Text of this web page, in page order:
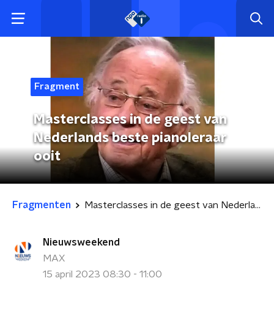
Fragment
Masterclasses in de geest van
Nederlands beste pianoleraar
ooit
Fragmenten Masterclasses in de geest van Nederlands beste pianoleraar ooit
Nieuwsweekend
MAX
15 april 2023 08:30 - 11:00